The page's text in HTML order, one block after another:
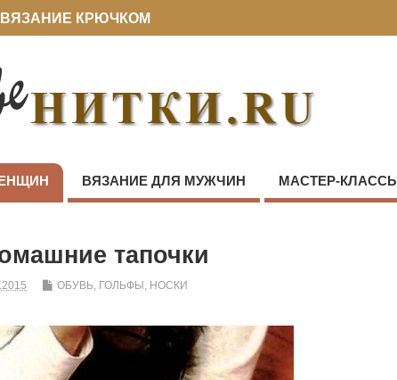
ВЯЗАНИЕ КРЮЧКОМ
ВЯЗАНИЕ ДЛЯ МУЖЧИН МАСТЕР-КЛАССЫ
тапочки
ОБУВЬ, ГОЛЬФЫ, НОСКИ